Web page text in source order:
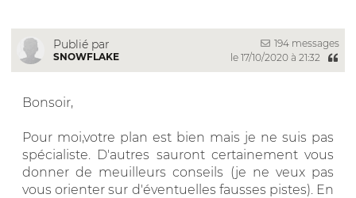
Publié par
SNOWFLAKE
194 messages
le 17/10/2020 à 21:32
Bonsoir,
Pour moi,votre plan est bien mais je ne suis pas
spécialiste. D'autres sauront certainement vous
donner de meuilleurs conseils (je ne veux pas
vous orienter sur d'éventuelles fausses pistes). En